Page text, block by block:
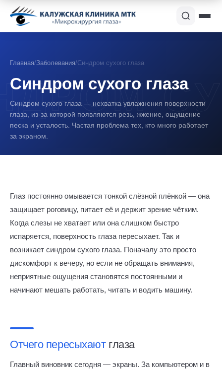
Главная/Заболевания/Синдром сухого глаза
Синдром сухого глаза
Синдром сухого глаза — нехватка увлажнения поверхности
глаза, из-за которой появляются резь, жжение, ощущение
песка и усталость. Частая проблема тех, кто много работает
за экраном.
Глаз постоянно омывается тонкой слёзной плёнкой — она
защищает роговицу, питает её и держит зрение чётким.
Когда слезы не хватает или она слишком быстро
испаряется, поверхность глаза пересыхает. Так и
возникает синдром сухого глаза. Поначалу это просто
дискомфорт к вечеру, но если не обращать внимания,
неприятные ощущения становятся постоянными и
начинают мешать работать, читать и водить машину.
Отчего пересыхаютглаза
Главный виновник сегодня — экраны. За компьютером и в